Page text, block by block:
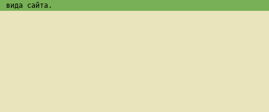
вида сайта.